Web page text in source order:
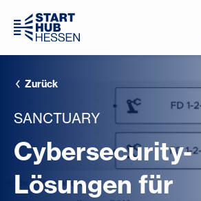
Zurück
SANCTUARY
Cybersecurity-
Lösungen für